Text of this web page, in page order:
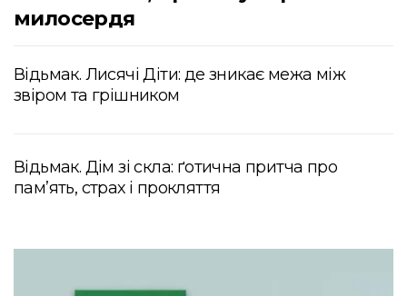
милосердя
Відьмак. Лисячі Діти: де зникає межа між
звіром та грішником
Відьмак. Дім зі скла: ґотична притча про
пам’ять, страх і прокляття